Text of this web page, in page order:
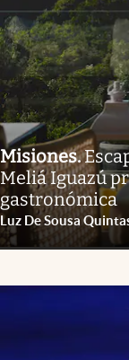
Misiones.
Meliá Iguazú
gastronómica
Luz De Sousa